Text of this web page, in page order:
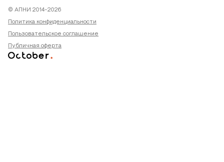
© АПНИ 2014-2026
Политика конфиденциальности
Пользовательское соглашение
Публичная оферта